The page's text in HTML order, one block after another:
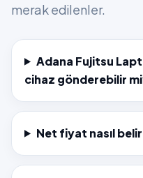
merak edilenler.
Adana Fujitsu
cihaz gönderebilir
Net fiyat nasıl